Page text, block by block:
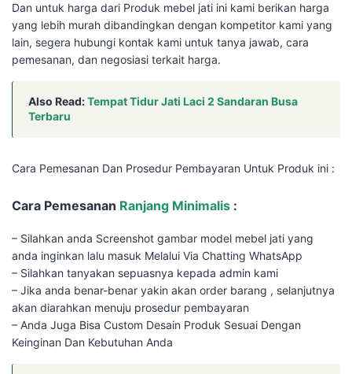
Dan untuk harga dari Produk mebel jati ini kami berikan harga
yang lebih murah dibandingkan dengan kompetitor kami yang
lain, segera hubungi kontak kami untuk tanya jawab, cara
pemesanan, dan negosiasi terkait harga.
Also Read:Tempat Tidur Jati Laci 2 Sandaran Busa
Terbaru
Cara Pemesanan Dan Prosedur Pembayaran Untuk Produk ini :
Cara Pemesanan Ranjang Minimalis :
– Silahkan anda Screenshot gambar model mebel jati yang
anda inginkan lalu masuk Melalui Via Chatting WhatsApp
– Silahkan tanyakan sepuasnya kepada admin kami
– Jika anda benar-benar yakin akan order barang , selanjutnya
akan diarahkan menuju prosedur pembayaran
– Anda Juga Bisa Custom Desain Produk Sesuai Dengan
Keinginan Dan Kebutuhan Anda